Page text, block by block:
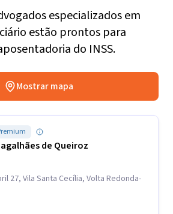
especializados em
estão prontos para
do INSS.
Mostrar mapa
de Queiroz
27, Vila Santa Cecília, Volta Redonda-